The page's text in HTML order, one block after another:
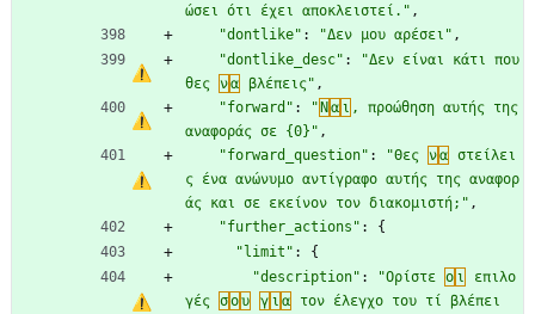
ώσει ότι έχει αποκλειστεί." ,
"dontlike" : "Δεν μου αρέσει" ,
"dontlike_desc" :
"Δεν είναι κάτι που
θες να βλέπεις" ,
"forward" : "Να ι , προώθηση αυτής της
αναφοράς σε {0}" ,
"forward_question" : "Θες να στείλει
ς ένα ανώνυμο αντίγραφο αυτής της αναφορ
άς και σε εκείνον τον διακομιστή;" ,
"further_actions" :
{
"limit" :
{
"description" : "Ορίστε ο ι
επιλο
γές σου γ ι α τον έλεγχο του τί βλέπει